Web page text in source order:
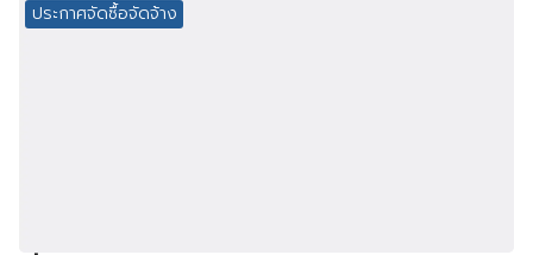
ประกาศจัดซื้อจัดจ้าง